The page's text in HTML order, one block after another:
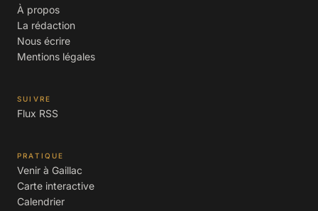
À propos
La rédaction
Nous écrire
Mentions légales
SUIVRE
Flux RSS
PRATIQUE
Venir à Gaillac
Carte interactive
Calendrier